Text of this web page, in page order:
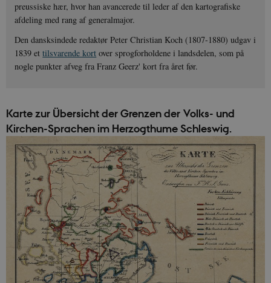
preussiske hær, hvor han avancerede til leder af den kartografiske
afdeling med rang af generalmajor.
Den dansksindede redaktør Peter Christian Koch (1807-1880) udgav i
1839 ettilsvarende kort over sprogforholdene i landsdelen, som på
nogle punkter afveg fra Franz Geerz' kort fra året før.
Karte zur Übersicht der Grenzen der Volks- und
Kirchen-Sprachen im Herzogthume Schleswig.